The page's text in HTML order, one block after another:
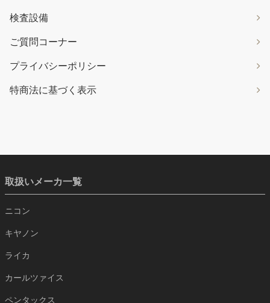
検査設備
ご質問コーナー
プライバシーポリシー
特商法に基づく表示
取扱いメーカ一覧
ニコン
キヤノン
ライカ
カールツァイス
ペンタックス